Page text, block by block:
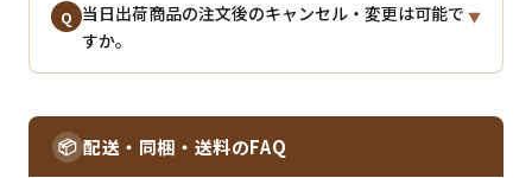
A 大変申し訳ございません。交換等の対応をさせていた
だきますので、当店までご連絡くださいませ。
返信対応時間：8:00〜17:00
Q 当日出荷商品の注文後のキャンセル・変更は可能で
すか。
▼
ますので、原則、キャンセル・注文内容変更はお受け
できません。内容に誤りがないかご確認のうえ、ご注
📦 配送・同梱・送料のFAQ